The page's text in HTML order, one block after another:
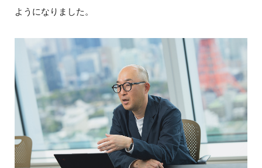
ようになりました。